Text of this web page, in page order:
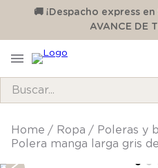
🚚 ¡Despacho express
AVANCE DE
ropa poleras y
Polera manga larga gris
TÉRMINOS MÁS BUSCADOS